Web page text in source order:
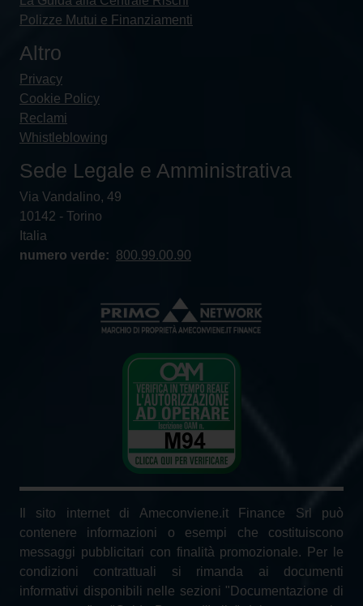
Polizze Mutui e Finanziamenti
Altro
Privacy
Cookie Policy
Reclami
Whistleblowing
Sede Legale e Amministrativa
Via Vandalino, 49
10142 - Torino
Italia
numero verde: 800.99.00.90
Il sito internet di Ameconviene.it Finance Srl può
contenere informazioni o esempi che costituiscono
messaggi pubblicitari con finalità promozionale. Per le
condizioni contrattuali si rimanda ai documenti
informativi disponibili nelle sezioni "Documentazione di